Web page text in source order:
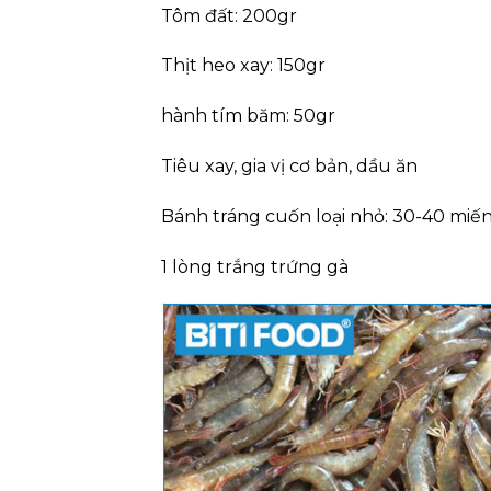
Tôm đất: 200gr
Thịt heo xay: 150gr
hành tím băm: 50gr
Tiêu xay, gia vị cơ bản, dầu ăn
Bánh tráng cuốn loại nhỏ: 30-40
1 lòng trắng trứng gà